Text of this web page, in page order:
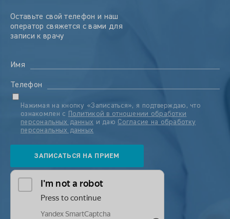
Оставьте свой телефон и наш
оператор свяжется с вами для
записи к врачу
Имя
Телефон
Нажимая на кнопку «Записаться», я подтверждаю, что
ознакомлен с
Политикой в отношении обработки
персональных данных и даю Согласие на обработку
персональных данных